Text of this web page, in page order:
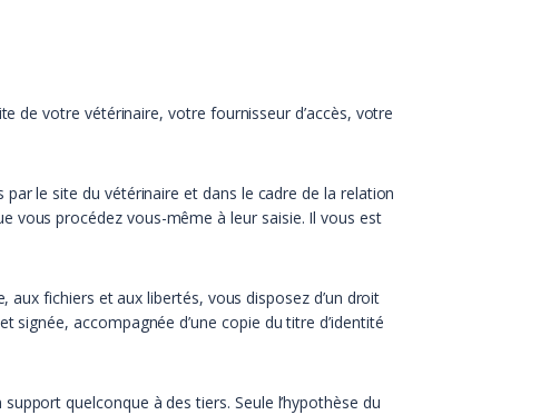
de votre vétérinaire, votre fournisseur d’accès, votre
le site du vétérinaire et dans le cadre de la relation
vous procédez vous-même à leur saisie. Il vous est
fichiers et aux libertés, vous disposez d’un droit
accompagnée d’une copie du titre d’identité
quelconque à des tiers. Seule l’hypothèse du